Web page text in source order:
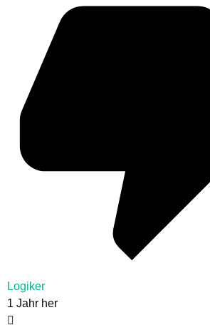
Logiker
1 Jahr her